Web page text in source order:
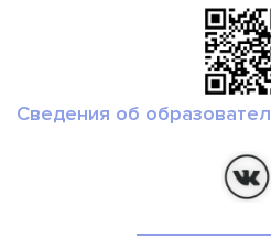
Сведения об